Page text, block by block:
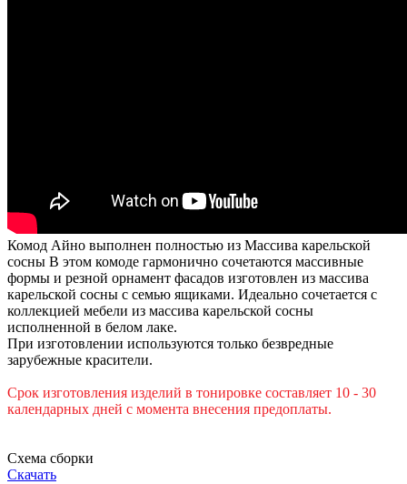
Комод Айно выполнен полностью из Массива карельской
сосны В этом комоде гармонично сочетаются массивные
формы и резной орнамент фасадов изготовлен из массива
карельской сосны с семью ящиками. Идеально сочетается с
коллекцией мебели из массива карельской сосны
исполненной в белом лаке.
При изготовлении используются только безвредные
зарубежные красители.
Срок изготовления изделий в тонировке составляет 10 - 30
календарных дней с момента внесения предоплаты.
Схема сборки
Скачать